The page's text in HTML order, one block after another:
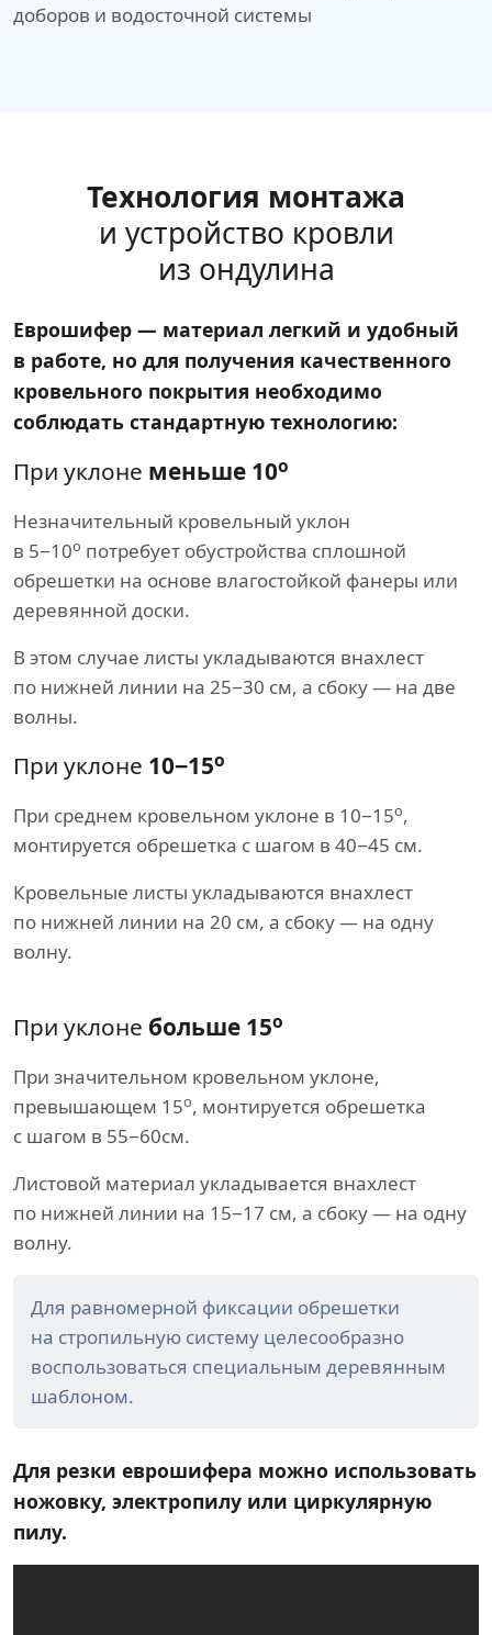
доборов и водосточной системы
Технология монтажа
и устройство кровли
из ондулина
Еврошифер — материал легкий и удобный
в работе, но для получения качественного
кровельного покрытия необходимо
соблюдать стандартную технологию:
При уклоне меньше 10о
Незначительный кровельный уклон
в 5−10о потребует обустройства сплошной
обрешетки на основе влагостойкой фанеры или
деревянной доски.
В этом случае листы укладываются внахлест
по нижней линии на 25−30 см, а сбоку — на две
волны.
При уклоне 10−15о
При среднем кровельном уклоне в 10−15о,
монтируется обрешетка с шагом в 40−45 см.
Кровельные листы укладываются внахлест
по нижней линии на 20 см, а сбоку — на одну
волну.
При уклоне больше 15о
При значительном кровельном уклоне,
превышающем 15о, монтируется обрешетка
с шагом в 55−60см.
Листовой материал укладывается внахлест
по нижней линии на 15−17 см, а сбоку — на одну
волну.
Для равномерной фиксации обрешетки
на стропильную систему целесообразно
воспользоваться специальным деревянным
шаблоном.
Для резки еврошифера можно использовать
ножовку, электропилу или циркулярную
пилу.